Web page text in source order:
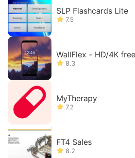
SLP Flashcards Lite
7.5
WallFlex - HD/4K
8.3
MyTherapy
7.2
FT4 Sales
8.2